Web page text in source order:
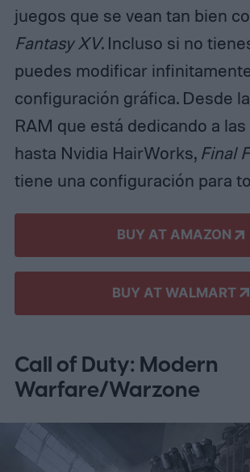
juegos que se vean tan bien
Fantasy XV. Incluso si no
puedes modificar
configuración gráfica. Desde
RAM que está dedicando a
hasta Nvidia HairWorks, Final
tiene una configuración para
BUY AT AMAZON
BUY AT WALMART
Call of Duty: Modern
Warfare/Warzone